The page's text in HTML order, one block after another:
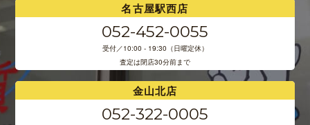
名古屋駅西店
052-452-0055
受付／10:00 - 19:30（日曜定休）
査定は閉店30分前まで
金山北店
052-322-0005